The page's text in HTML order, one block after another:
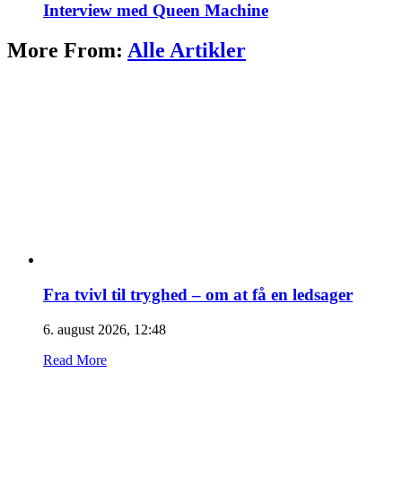
Interview med Queen Machine
More From: Alle Artikler
Fra tvivl til tryghed – om at få en ledsager
6. august 2026, 12:48
Read More